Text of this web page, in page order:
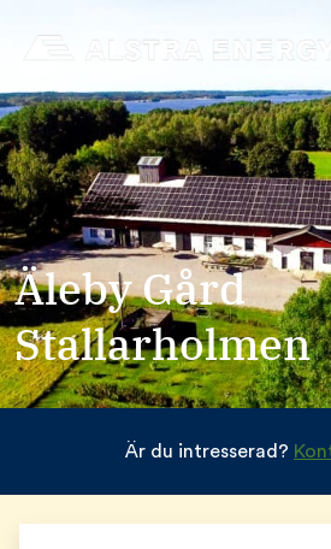
Äleby Gård
Stallarholmen
Är du intresserad?